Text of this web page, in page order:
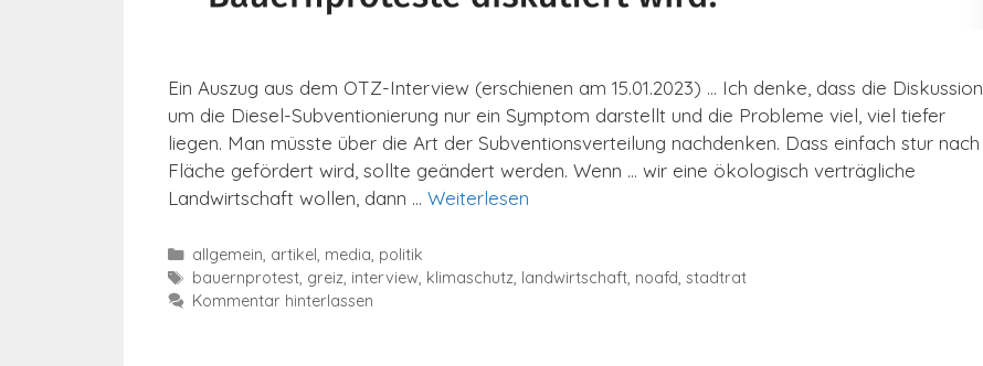
Ein Auszug aus dem OTZ-Interview (erschienen am 15.01.2023) … Ich denke, dass die Diskussion
um die Diesel-Subventionierung nur ein Symptom darstellt und die Probleme viel, viel tiefer
liegen. Man müsste über die Art der Subventionsverteilung nachdenken. Dass einfach stur nach
Fläche gefördert wird, sollte geändert werden. Wenn … wir eine ökologisch verträgliche
Landwirtschaft wollen, dann … Weiterlesen
Kategorien
allgemein artikel media politik
Schlagwörter
bauernprotest, greiz, interview, klimaschutz, landwirtschaft, noafd stadtrat
Kommentar hinterlassen